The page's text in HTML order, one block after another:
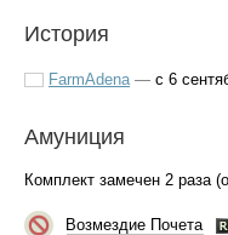
История
FarmAdena — с 6
Амуниция
Комплект замечен 2 раза
Возмездие Почета